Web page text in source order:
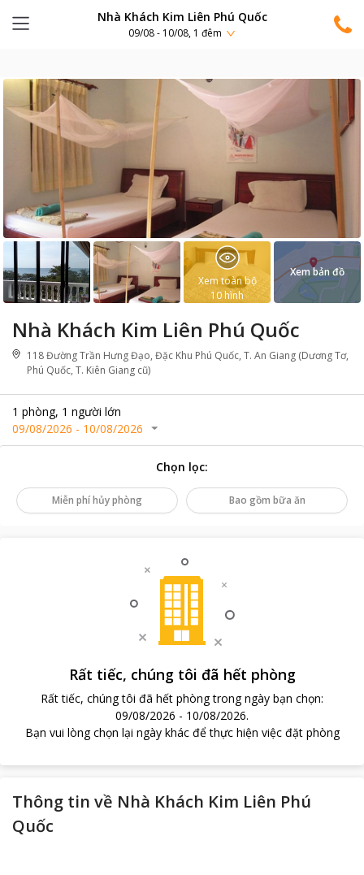
Nhà Khách Kim Liên Phú Quốc
09/08 - 10/08, 1 đêm
Nhà Khách Kim Liên Phú Quốc
118 Đường Trần Hưng Đạo, Đặc Khu Phú Quốc, T. An Giang (Dương Tơ,
Phú Quốc, T. Kiên Giang cũ)
1 phòng, 1 người lớn
09/08/2026 - 10/08/2026
Xem toàn bộ
10 hình
Xem bản đồ
Chọn lọc:
Miễn phí hủy phòng Bao gồm bữa ăn
Rất tiếc, chúng tôi đã hết phòng
Rất tiếc, chúng tôi đã hết phòng trong ngày bạn chọn:
09/08/2026 - 10/08/2026.
Bạn vui lòng chọn lại ngày khác để thực hiện việc đặt phòng
Thông tin về Nhà Khách Kim Liên Phú
Quốc